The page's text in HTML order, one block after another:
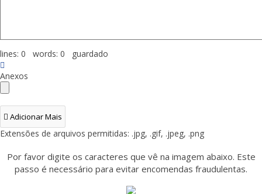
lines: 0 words: 0 guardado
Anexos
Adicionar Mais
Extensões de arquivos permitidas: .jpg, .gif, .jpeg, .png
Por favor digite os caracteres que vê na imagem abaixo. Este
passo é necessário para evitar encomendas fraudulentas.